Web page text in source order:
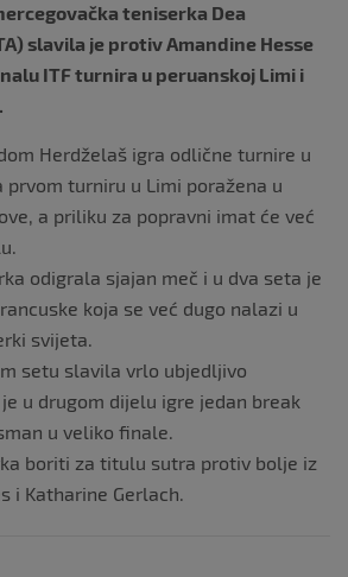
teniserka Dea
slavila je protiv Amandine Hesse
ITF turnira u peruanskoj Limi i
Herdželaš igra odlične turnire u
prvom turniru u Limi poražena u
a priliku za popravni imat će već
odigrala sjajan meč i u dva seta je
koja se već dugo nalazi u
svijeta.
setu slavila vrlo ubjedljivo
u drugom dijelu igre jedan break
u veliko finale.
boriti za titulu sutra protiv bolje iz
i Katharine Gerlach.